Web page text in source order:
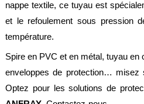
Actualités
Anfray
Support
techniques
nappe textile, ce tuyau est
et le refoulement sous pression
température.
Spire en PVC et en métal, tuyau en
enveloppes de protection… misez
Optez pour les solutions de